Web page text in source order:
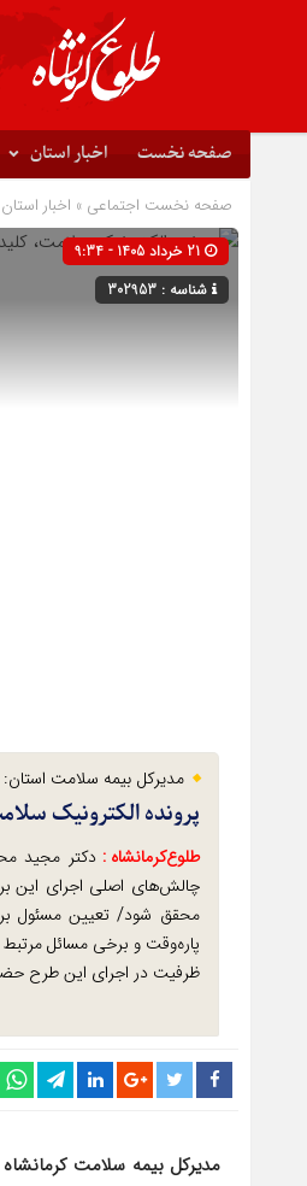
صفحه نخست اخبار استان
صفحه نخست اجتماعی » اخبار استان
شناسه : 302953
مدیرکل بیمه سلامت استان:
پرونده الکترونیک
طلوع‌‌کرمانشاه : دکتر مجید
چالش‌های اصلی اجرای این
محقق شود/ تعیین مسئول
پاره‌وقت و برخی مسائل
ظرفیت در اجرای این طرح
مدیرکل بیمه سلامت